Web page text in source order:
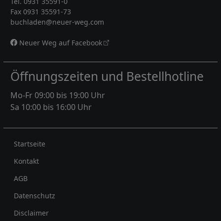
Fax 0931 35591-73
buchladen@neuer-weg.com
Neuer Weg auf Facebook
Öffnungszeiten und Bestellhotline
Mo-Fr 09:00 bis 19:00 Uhr
Sa 10:00 bis 16:00 Uhr
Rechtliches
Startseite
Kontakt
AGB
Datenschutz
Disclaimer